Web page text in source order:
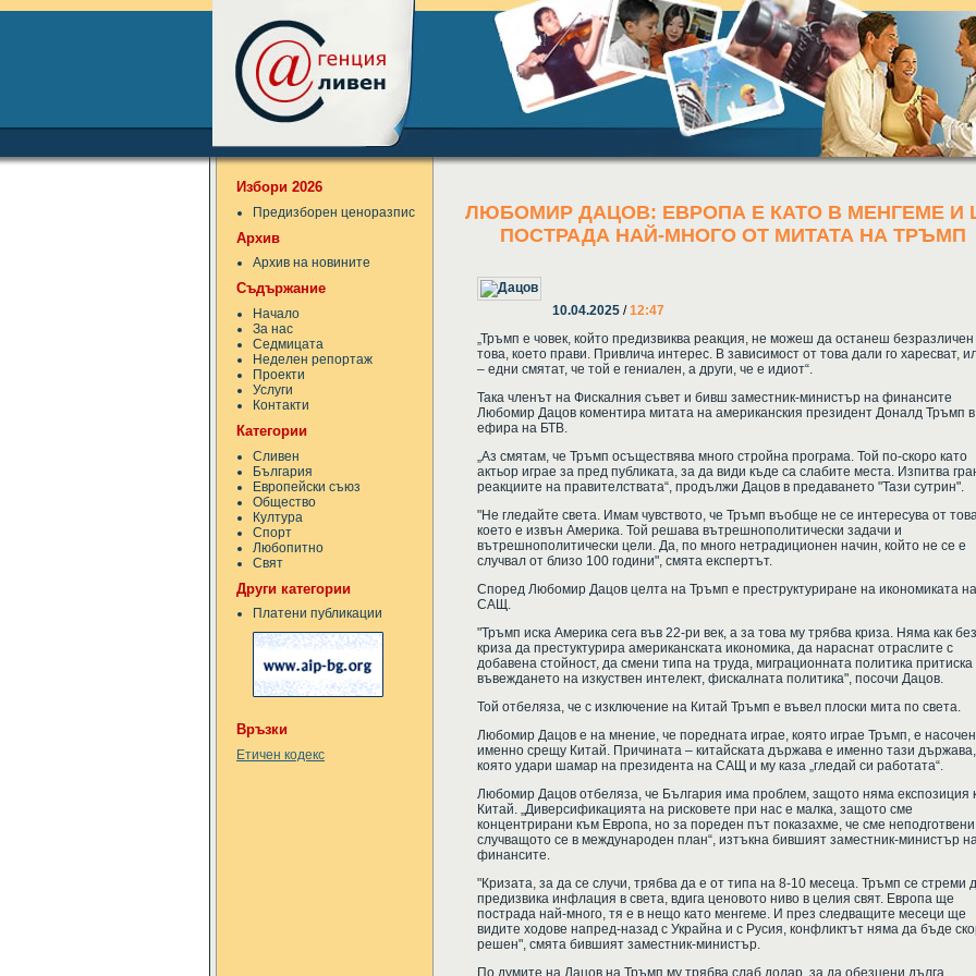
Избори 2026
Предизборен ценоразпис
Архив
Архив на новините
Съдържание
Начало
За нас
Седмицата
Неделен репортаж
Проекти
Услуги
Контакти
Категории
Сливен
България
Европейски съюз
Общество
Култура
Спорт
Любопитно
Свят
Други категории
Платени публикации
Връзки
Етичен кодекс
ЛЮБОМИР ДАЦОВ: ЕВРОПА Е КАТО В МЕНГЕМЕ И
ПОСТРАДА НАЙ-МНОГО ОТ МИТАТА НА ТРЪМП
10.04.2025 /12:47
„Тръмп е човек, който предизвиква реакция, не можеш да останеш
това, което прави. Привлича интерес. В зависимост от това дали го харесват,
– едни смятат, че той е гениален, а други, че е идиот“.
Така членът на Фискалния съвет и бивш заместник-министър на финансите
Любомир Дацов коментира митата на американския президент Доналд Тръмп в
ефира на БТВ.
„Аз смятам, че Тръмп осъществява много стройна програма. Той по-скоро като
актьор играе за пред публиката, за да види къде са слабите места. Изпитва
реакциите на правителствата“, продължи Дацов в предаването "Тази сутрин".
"Не гледайте света. Имам чувството, че Тръмп въобще не се интересува от
което е извън Америка. Той решава вътрешнополитически задачи и
вътрешнополитически цели. Да, по много нетрадиционен начин, който не се е
случвал от близо 100 години", смята експертът.
Според Любомир Дацов целта на Тръмп е преструктуриране на икономиката на
САЩ.
"Тръмп иска Америка сега във 22-ри век, а за това му трябва криза. Няма как без
криза да престуктурира американската икономика, да нараснат отраслите с
добавена стойност, да смени типа на труда, миграционната политика притиска
въвеждането на изкуствен интелект, фискалната политика", посочи Дацов.
Той отбеляза, че с изключение на Китай Тръмп е въвел плоски мита по света.
Любомир Дацов е на мнение, че поредната играе, която играе Тръмп, е
именно срещу Китай. Причината – китайската държава е именно тази държава,
която удари шамар на президента на САЩ и му каза „гледай си работата“.
Любомир Дацов отбеляза, че България има проблем, защото няма експозиция
Китай. „Диверсификацията на рисковете при нас е малка, защото сме
концентрирани към Европа, но за пореден път показахме, че сме
случващото се в международен план“, изтъкна бившият заместник-министър
финансите.
"Кризата, за да се случи, трябва да е от типа на 8-10 месеца. Тръмп се стреми
предизвика инфлация в света, вдига ценовото ниво в целия свят. Европа ще
пострада най-много, тя е в нещо като менгеме. И през следващите месеци ще
видите ходове напред-назад с Украйна и с Русия, конфликтът няма да бъде
решен", смята бившият заместник-министър.
По думите на Дацов на Тръмп му трябва слаб долар, за да обезцени дълга.